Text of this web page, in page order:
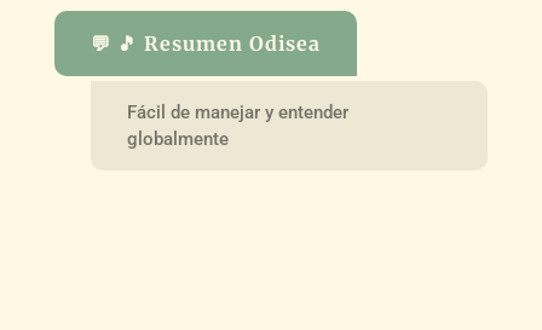
💬 🎵 Resumen Odisea
Fácil de manejar y entender
globalmente